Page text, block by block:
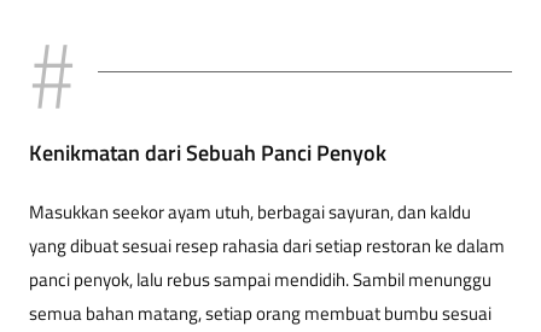
Kenikmatan dari Sebuah Panci Penyok
Masukkan seekor ayam utuh, berbagai sayuran, dan kaldu
yang dibuat sesuai resep rahasia dari setiap restoran ke dalam
panci penyok, lalu rebus sampai mendidih. Sambil menunggu
semua bahan matang, setiap orang membuat bumbu sesuai